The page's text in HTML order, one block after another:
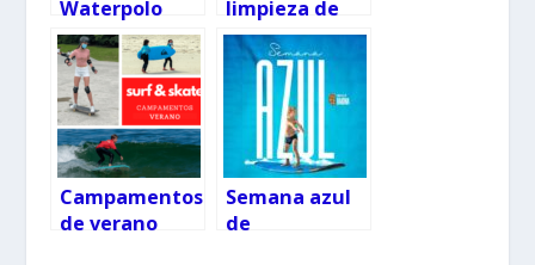
Waterpolo
gratis en Vigo
y Pontevedra
limpieza de
residuos en
Playa América
Campamentos
de verano
Semana azul
de